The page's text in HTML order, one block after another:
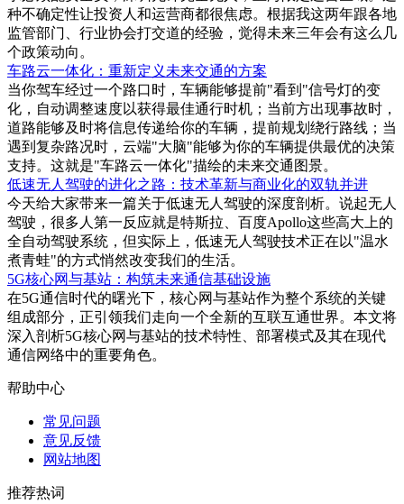
种不确定性让投资人和运营商都很焦虑。根据我这两年跟各地
监管部门、行业协会打交道的经验，觉得未来三年会有这么几
个政策动向。
车路云一体化：重新定义未来交通的方案
当你驾车经过一个路口时，车辆能够提前"看到"信号灯的变
化，自动调整速度以获得最佳通行时机；当前方出现事故时，
道路能够及时将信息传递给你的车辆，提前规划绕行路线；当
遇到复杂路况时，云端"大脑"能够为你的车辆提供最优的决策
支持。这就是"车路云一体化"描绘的未来交通图景。
低速无人驾驶的进化之路：技术革新与商业化的双轨并进
今天给大家带来一篇关于低速无人驾驶的深度剖析。说起无人
驾驶，很多人第一反应就是特斯拉、百度Apollo这些高大上的
全自动驾驶系统，但实际上，低速无人驾驶技术正在以"温水
煮青蛙"的方式悄然改变我们的生活。
5G核心网与基站：构筑未来通信基础设施
在5G通信时代的曙光下，核心网与基站作为整个系统的关键
组成部分，正引领我们走向一个全新的互联互通世界。本文将
深入剖析5G核心网与基站的技术特性、部署模式及其在现代
通信网络中的重要角色。
帮助中心
常见问题
意见反馈
网站地图
推荐热词